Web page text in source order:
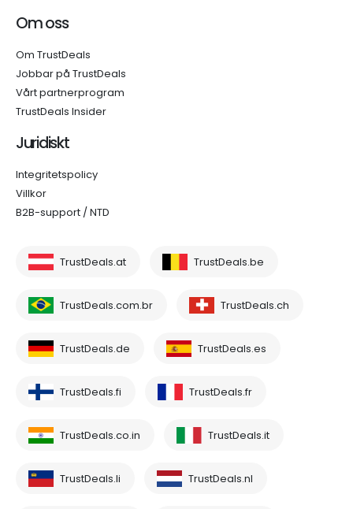
Om oss
Om TrustDeals
Jobbar på TrustDeals
Vårt partnerprogram
TrustDeals Insider
Juridiskt
Integritetspolicy
Villkor
B2B-support / NTD
TrustDeals.at TrustDeals.be
TrustDeals.com.br TrustDeals.ch
TrustDeals.de TrustDeals.es
TrustDeals.fi TrustDeals.fr
TrustDeals.co.in TrustDeals.it
TrustDeals.li TrustDeals.nl